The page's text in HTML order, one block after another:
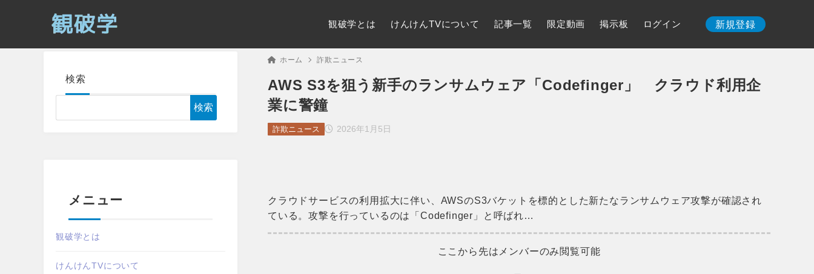
観破学とは けんけんTVについて 記事一覧 限定動画 掲示板 ログイン 新規登録
ホーム 詐欺ニュース
AWS S3を狙う新手のランサムウェア「Codefinger」 クラウド利用企
業に警鐘
2026年1月5日
詐欺ニュース
クラウドサービスの利用拡大に伴い、AWSのS3バケットを標的とした新たなランサムウェア攻撃が確認され
ている。攻撃を行っているのは「Codefinger」と呼ばれ…
ここから先はメンバーのみ閲覧可能
検索
検索
メニュー
観破学とは
けんけんTVについて